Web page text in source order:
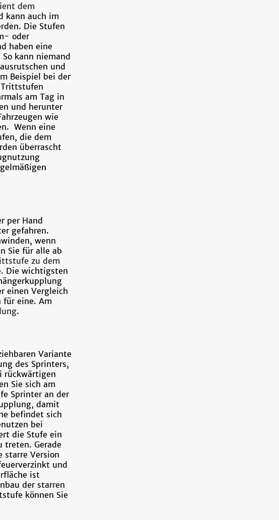
dem
kann auch im
Die Stufen
oder
haben eine
kann niemand
und
Beispiel bei der
Trittstufen
am Tag in
und herunter
wie
Wenn eine
die dem
überrascht
per Hand
gefahren.
wenn
Sie für alle ab
zu dem
Die wichtigsten
einen Vergleich
für eine. Am
.
Variante
des Sprinters,
rückwärtigen
Sie sich am
Sprinter an der
damit
befindet sich
bei
die Stufe ein
treten. Gerade
starre Version
und
ist
der starren
können Sie